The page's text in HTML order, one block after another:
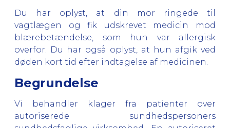
Du har oplyst, at din mor ringede til
vagtlægen og fik udskrevet medicin mod
blærebetændelse, som hun var allergisk
overfor. Du har også oplyst, at hun afgik ved
døden kort tid efter indtagelse af medicinen.
Begrundelse
Vi behandler klager fra patienter over
autoriserede sundhedspersoners